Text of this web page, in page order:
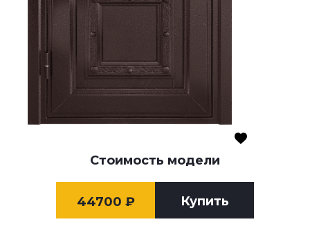
Стоимость модели
44700 ₽ Купить